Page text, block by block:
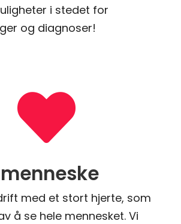
i stedet for
og diagnoser!

med et stort hjerte, som
å se hele mennesket. Vi